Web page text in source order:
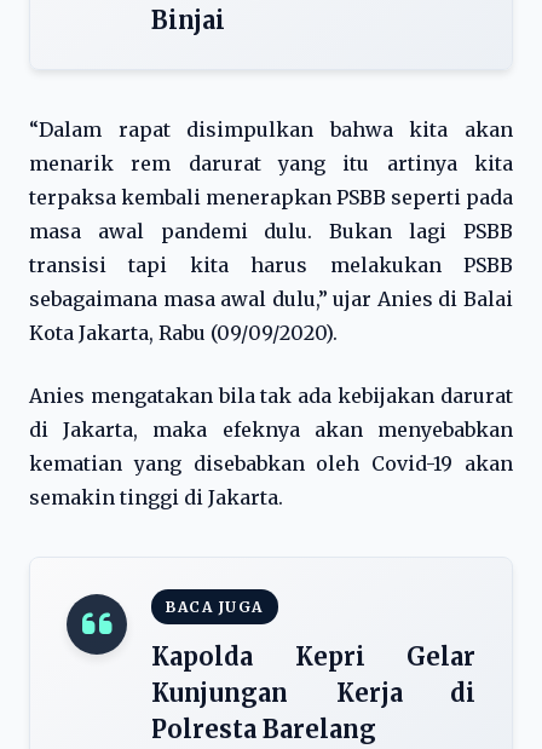
Binjai
“Dalam rapat disimpulkan bahwa kita akan
menarik rem darurat yang itu artinya kita
terpaksa kembali menerapkan PSBB seperti pada
masa awal pandemi dulu. Bukan lagi PSBB
transisi tapi kita harus melakukan PSBB
sebagaimana masa awal dulu,” ujar Anies di Balai
Kota Jakarta, Rabu (09/09/2020).
Anies mengatakan bila tak ada kebijakan darurat
di Jakarta, maka efeknya akan menyebabkan
kematian yang disebabkan oleh Covid-19 akan
semakin tinggi di Jakarta.
BACA JUGA
Kapolda Kepri Gelar
Kunjungan Kerja di
Polresta Barelang